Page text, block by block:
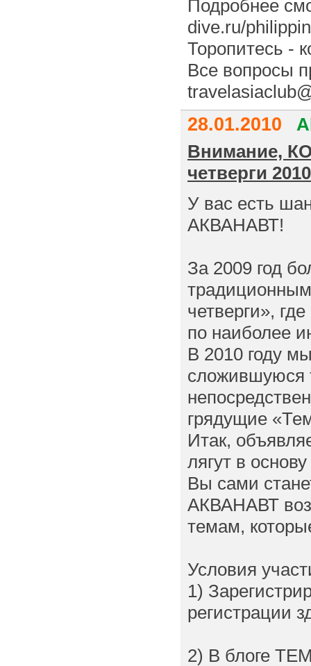
Подробнее
dive.ru/
Торопитесь -
Все вопросы
28.01.2010
Внимание,
четверги
У вас есть
АКВАНАВТ!
За 2009 год
четверги»,
по наиболее
В 2010 году
сложившуюся
грядущие
Итак,
лягут в
Вы сами
АКВАНАВТ
темам,
Условия
1)
регистрации
2) В блоге